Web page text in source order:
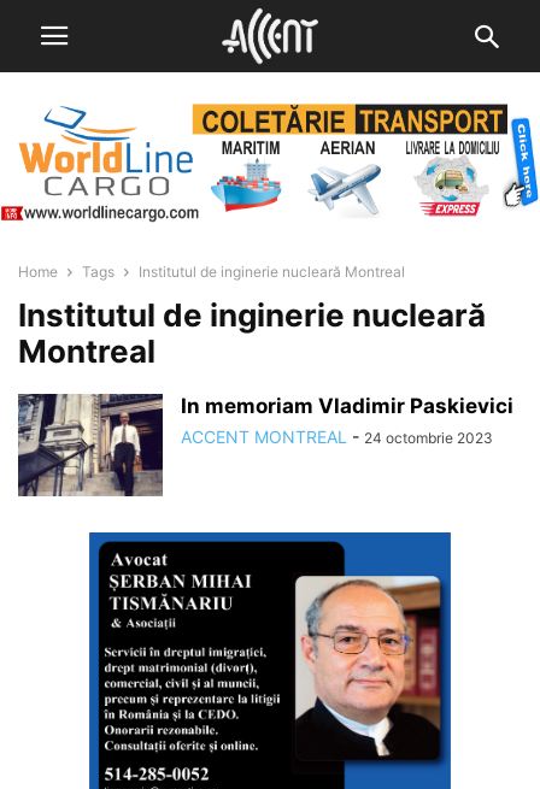
Home Tags Institutul de inginerie nucleară Montreal
Institutul de inginerie nucleară
Montreal
In memoriam Vladimir Paskievici
ACCENT MONTREAL - 24 octombrie 2023